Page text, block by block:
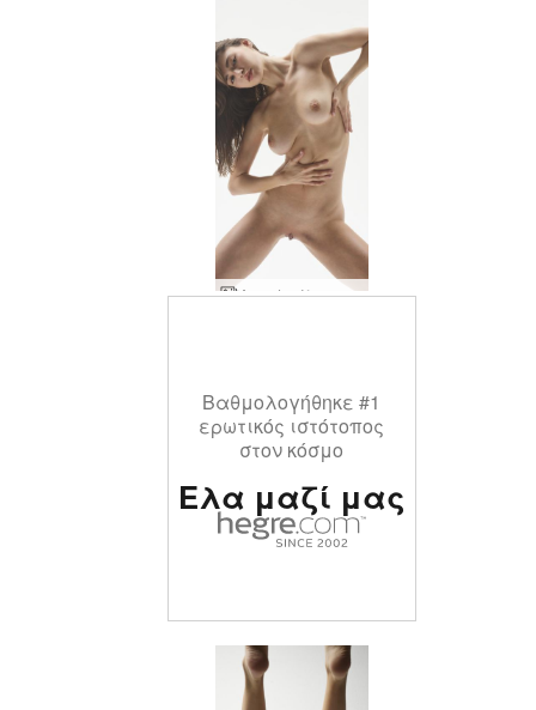
Anna L τέλειο γυμνό σώμα
Βαθμολογήθηκε #1
ερωτικός ιστότοπος
στον κόσμο
Ελα μαζί μας